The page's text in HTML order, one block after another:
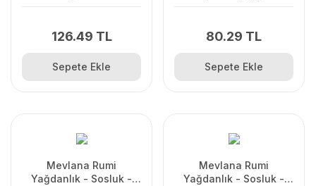
126.49 TL
Sepete Ekle
80.29 TL
Sepete Ekle
Mevlana Rumi
Yağdanlık - Sosluk -
Mevlana Rumi
Yağdanlık - Sosluk -